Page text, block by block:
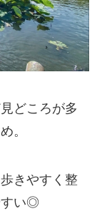
どころが多
。
きやすく整
すい◎